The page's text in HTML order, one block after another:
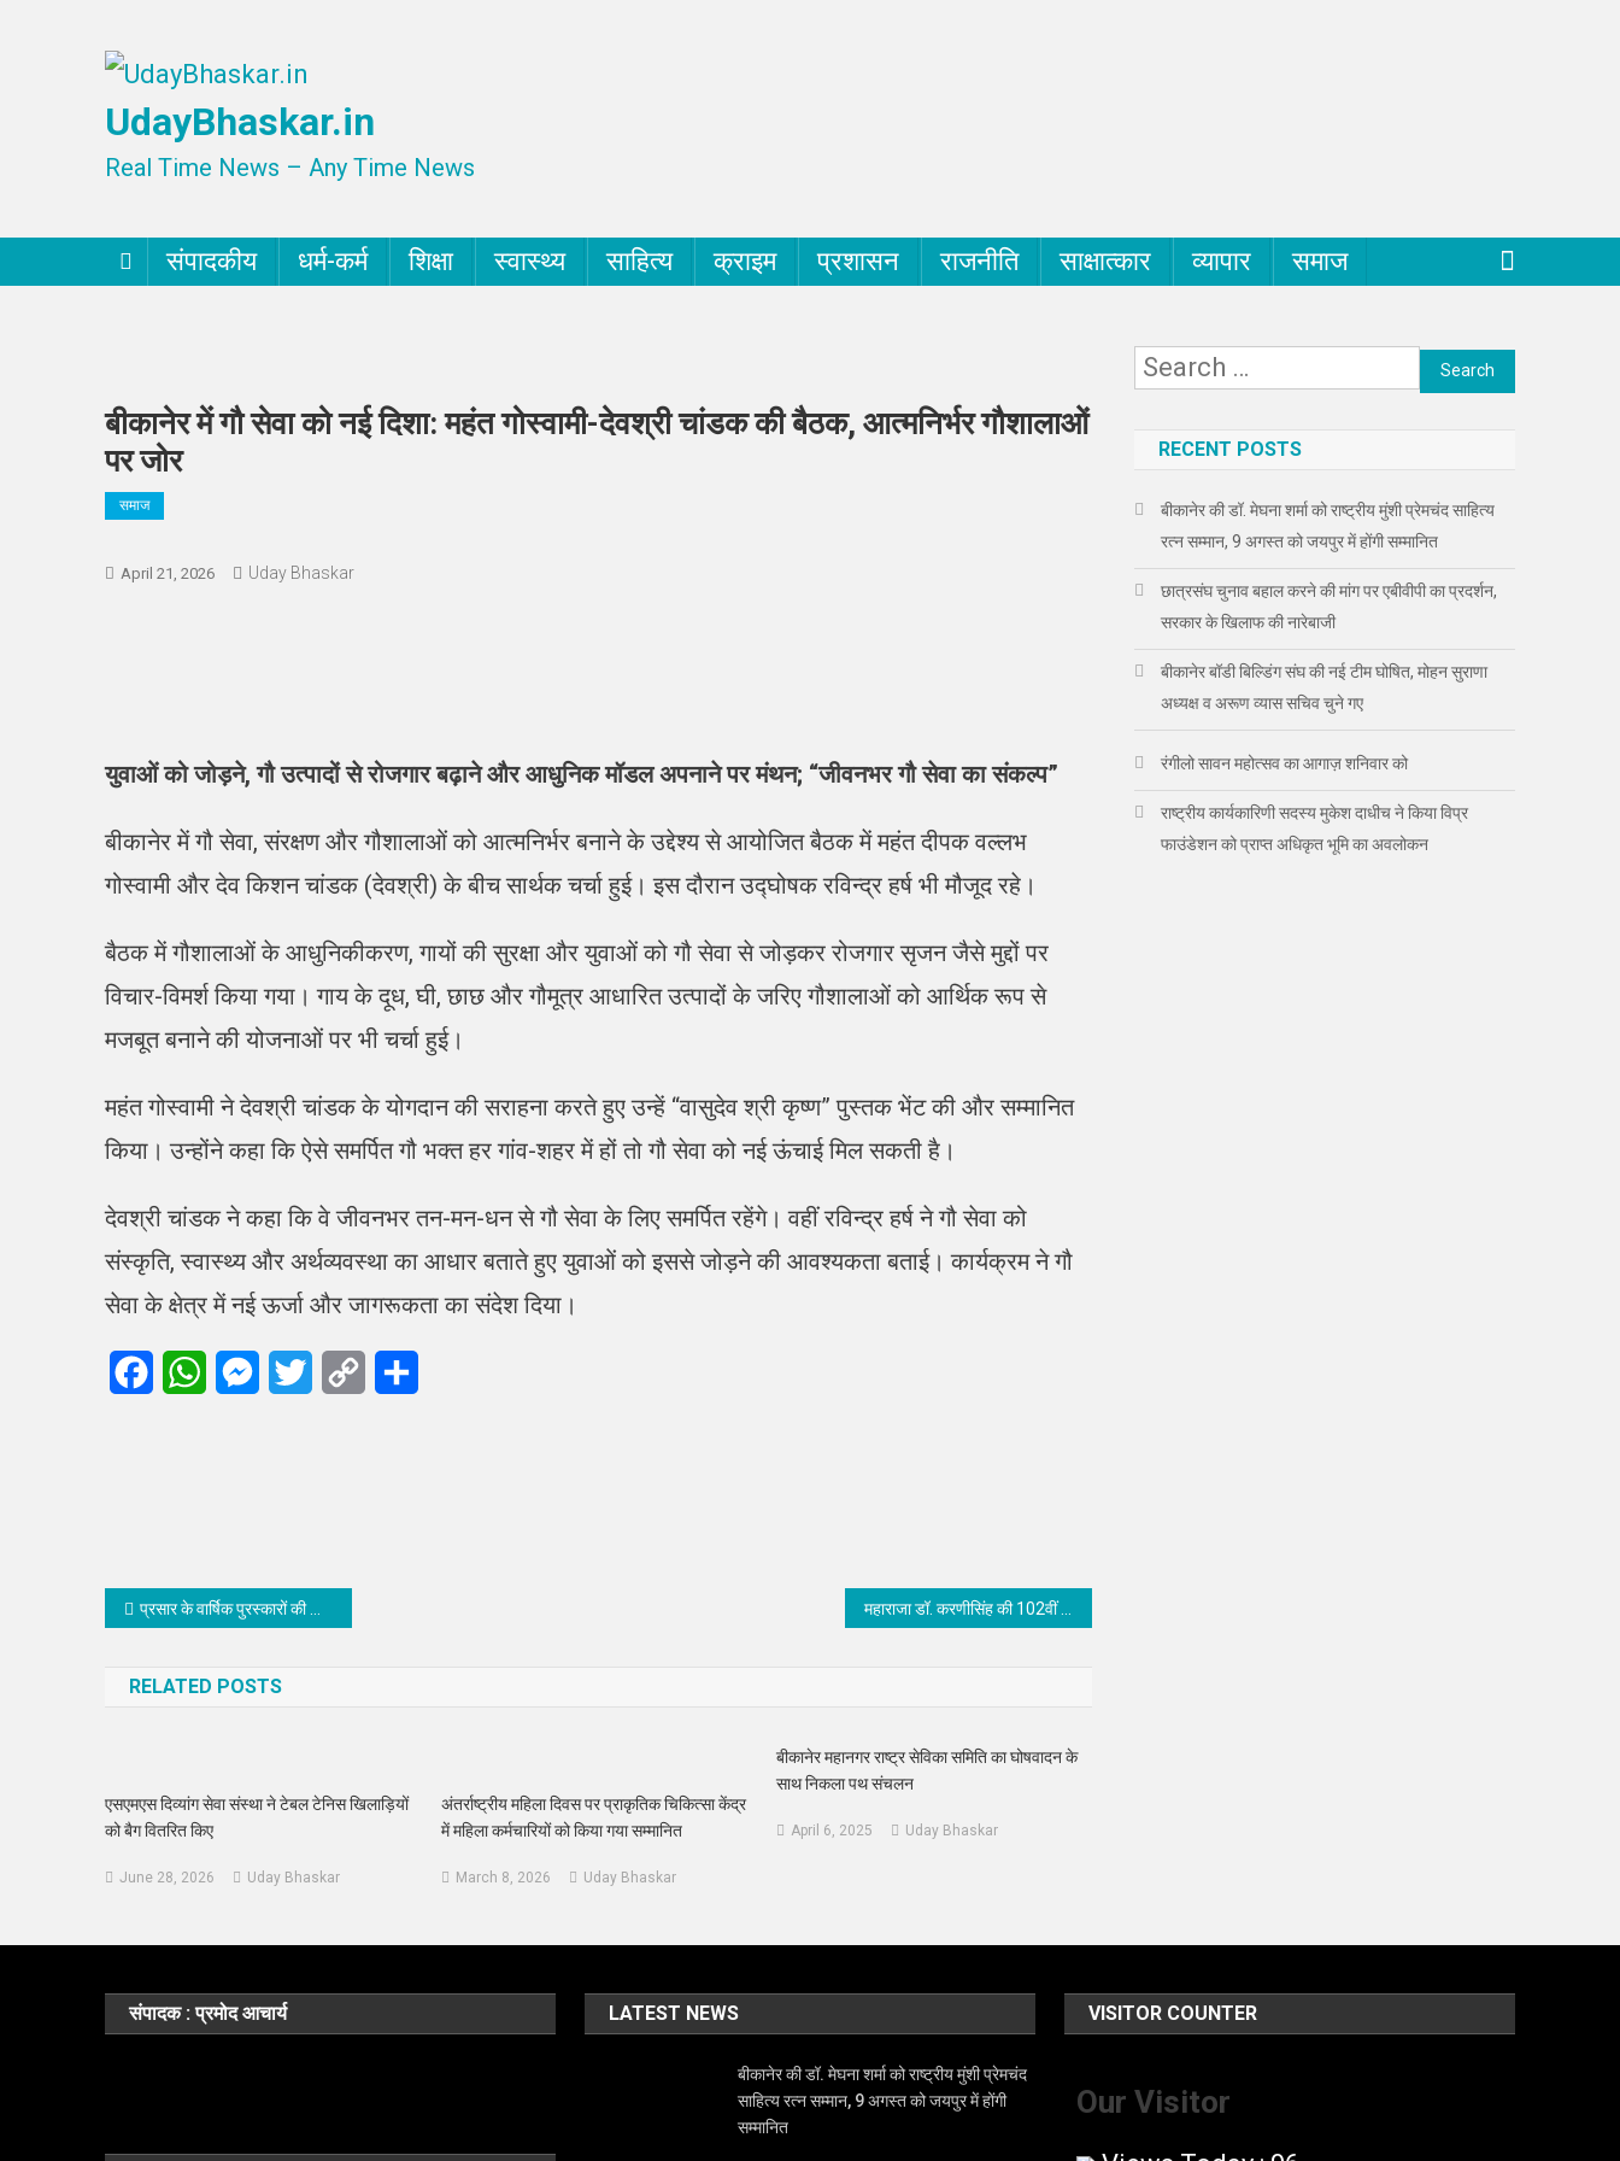
UdayBhaskar.in
Real Time News – Any Time News
संपादकीय धर्म-कर्म शिक्षा स्वास्थ्य साहित्य क्राइम प्रशासन राजनीति साक्षात्कार व्यापार समाज
बीकानेर में गौ सेवा को नई दिशा: महंत गोस्वामी-देवश्री चांडक की बैठक, आत्मनिर्भर गौशालाओं
पर जोर
समाज
April 21, 2026 Uday Bhaskar
युवाओं को जोड़ने, गौ उत्पादों से रोजगार बढ़ाने और आधुनिक मॉडल अपनाने पर मंथन; “जीवनभर गौ सेवा का संकल्प”
बीकानेर में गौ सेवा, संरक्षण और गौशालाओं को आत्मनिर्भर बनाने के उद्देश्य से आयोजित बैठक में महंत दीपक वल्लभ
गोस्वामी और देव किशन चांडक (देवश्री) के बीच सार्थक चर्चा हुई। इस दौरान उद्घोषक रविन्द्र हर्ष भी मौजूद रहे।
बैठक में गौशालाओं के आधुनिकीकरण, गायों की सुरक्षा और युवाओं को गौ सेवा से जोड़कर रोजगार सृजन जैसे मुद्दों पर
विचार-विमर्श किया गया। गाय के दूध, घी, छाछ और गौमूत्र आधारित उत्पादों के जरिए गौशालाओं को आर्थिक रूप से
मजबूत बनाने की योजनाओं पर भी चर्चा हुई।
महंत गोस्वामी ने देवश्री चांडक के योगदान की सराहना करते हुए उन्हें “वासुदेव श्री कृष्ण” पुस्तक भेंट की और सम्मानित
किया। उन्होंने कहा कि ऐसे समर्पित गौ भक्त हर गांव-शहर में हों तो गौ सेवा को नई ऊंचाई मिल सकती है।
देवश्री चांडक ने कहा कि वे जीवनभर तन-मन-धन से गौ सेवा के लिए समर्पित रहेंगे। वहीं रविन्द्र हर्ष ने गौ सेवा को
संस्कृति, स्वास्थ्य और अर्थव्यवस्था का आधार बताते हुए युवाओं को इससे जोड़ने की आवश्यकता बताई। कार्यक्रम ने गौ
सेवा के क्षेत्र में नई ऊर्जा और जागरूकता का संदेश दिया।
FacebookWhatsAppMessenger
Twitter
Copy
Post
प्रसार के वार्षिक पुरस्कारों की घोषणा
RELATED POSTS
एसएमएस दिव्यांग सेवा संस्था ने टेबल टेनिस खिलाड़ियों
को बैग वितरित किए
June 28, 2026 Uday Bhaskar
अंतर्राष्ट्रीय महिला दिवस पर प्राकृतिक चिकित्सा केंद्र
में महिला कर्मचारियों को किया गया सम्मानित
March 8, 2026 Uday Bhaskar
बीकानेर महानगर राष्ट्र सेविका समिति का घोषवादन के
साथ निकला पथ संचलन
April 6, 2025 Uday Bhaskar
Search
RECENT POSTS
बीकानेर की डॉ. मेघना शर्मा को राष्ट्रीय मुंशी प्रेमचंद साहित्य
रत्न सम्मान, 9 अगस्त को जयपुर में होंगी सम्मानित
छात्रसंघ चुनाव बहाल करने की मांग पर एबीवीपी का प्रदर्शन,
सरकार के खिलाफ की नारेबाजी
बीकानेर बॉडी बिल्डिंग संघ की नई टीम घोषित, मोहन सुराणा
अध्यक्ष व अरूण व्यास सचिव चुने गए
रंगीलो सावन महोत्सव का आगाज़ शनिवार को
राष्ट्रीय कार्यकारिणी सदस्य मुकेश दाधीच ने किया विप्र
फाउंडेशन को प्राप्त अधिकृत भूमि का अवलोकन
संपादक : प्रमोद आचार्य LATEST NEWS
बीकानेर की डॉ. मेघना शर्मा को राष्ट्रीय मुंशी प्रेमचंद
साहित्य रत्न सम्मान, 9 अगस्त को जयपुर में होंगी
सम्मानित
VISITOR COUNTER
Our Visitor